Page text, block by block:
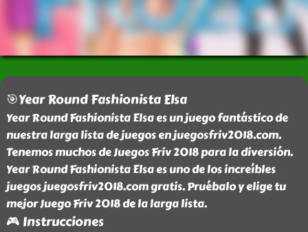
🎯Year Round Fashionista Elsa
Year Round Fashionista Elsa es un juego fantástico de
nuestra larga lista de juegos en juegosfriv2018.com.
Tenemos muchos de Juegos Friv 2018 para la diversión.
Year Round Fashionista Elsa es uno de los increíbles
juegos juegosfriv2018.com gratis. Pruébalo y elige tu
mejor Juego Friv 2018 de la larga lista.
🎮 Instrucciones